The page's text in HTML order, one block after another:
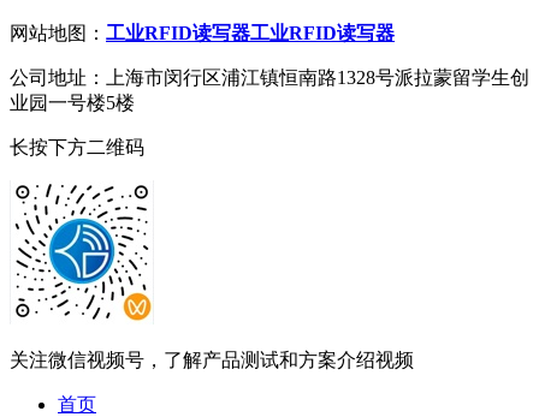
网站地图： 工业RFID读写器工业RFID读写器
公司地址：上海市闵行区浦江镇恒南路1328号派拉蒙留学生创
业园一号楼5楼
长按下方二维码
关注微信视频号，了解产品测试和方案介绍视频
首页